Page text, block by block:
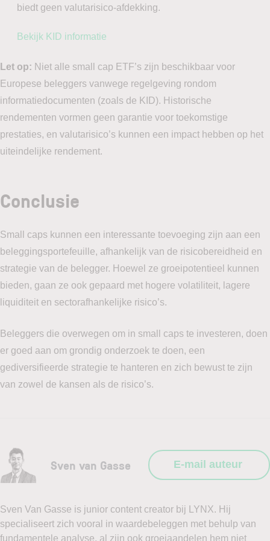
biedt geen valutarisico-afdekking.
Bekijk KID informatie
Let op: Niet alle small cap ETF’s zijn beschikbaar voor
Europese beleggers vanwege regelgeving rondom
informatiedocumenten (zoals de KID). Historische
rendementen vormen geen garantie voor toekomstige
prestaties, en valutarisico’s kunnen een impact hebben op het
uiteindelijke rendement.
Conclusie
Small caps kunnen een interessante toevoeging zijn aan een
beleggingsportefeuille, afhankelijk van de risicobereidheid en
strategie van de belegger. Hoewel ze groeipotentieel kunnen
bieden, gaan ze ook gepaard met hogere volatiliteit, lagere
liquiditeit en sectorafhankelijke risico’s.
Beleggers die overwegen om in small caps te investeren, doen
er goed aan om grondig onderzoek te doen, een
gediversifieerde strategie te hanteren en zich bewust te zijn
van zowel de kansen als de risico’s.
Sven van Gasse E-mail auteur
Sven Van Gasse is junior content creator bij LYNX. Hij
specialiseert zich vooral in waardebeleggen met behulp van
fundamentele analyse, al zijn ook groeiaandelen hem niet